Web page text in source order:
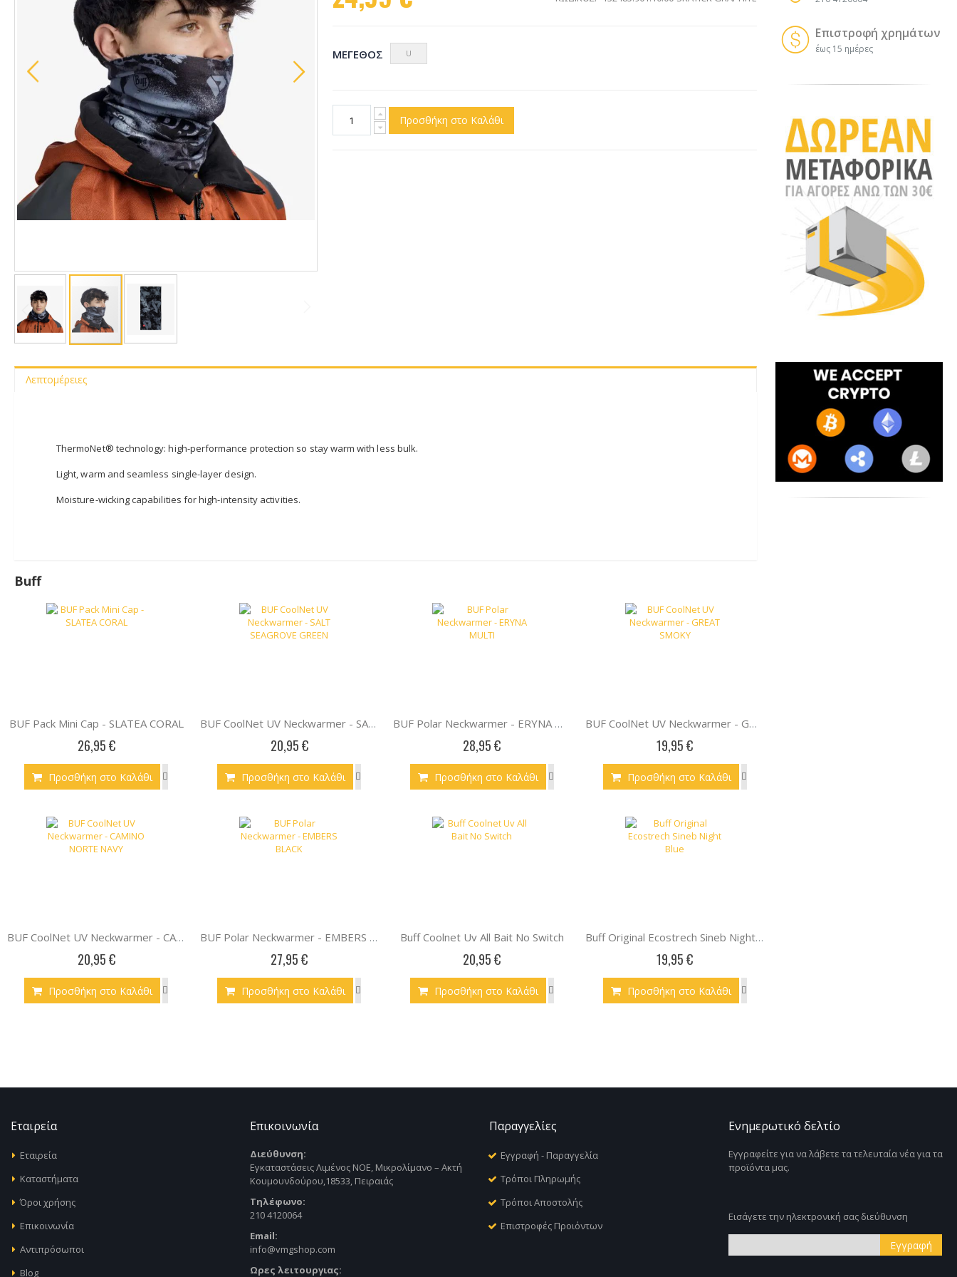
στην
αρχή
ΜΈΓΕΘΟΣ U
Προσθήκη στο Καλάθι
Λεπτομέρειες
ThermoNet® technology: high-performance protection so stay warm with less bulk.
Light, warm and seamless single-layer design.
Moisture-wicking capabilities for high-intensity activities.
Buff
BUF Pack Mini Cap - SLATEA CORAL
26,95 €
Προσθήκη στο Καλάθι
BUF CoolNet UV Neckwarmer - SALT SEAGROVE GREEN
20,95 €
Προσθήκη στο Καλάθι
BUF Polar Neckwarmer - ERYNA MULTI
28,95 €
Προσθήκη στο Καλάθι
BUF CoolNet UV Neckwarmer - GREAT SMOKY
19,95 €
Προσθήκη στο Καλάθι
BUF CoolNet UV Neckwarmer - CAMINO NORTE NAVY
20,95 €
Προσθήκη στο Καλάθι
BUF Polar Neckwarmer - EMBERS BLACK
27,95 €
Προσθήκη στο Καλάθι
Buff Coolnet Uv All Bait No Switch
20,95 €
Προσθήκη στο Καλάθι
Buff Original Ecostrech Sineb Night Blue
19,95 €
Προσθήκη στο Καλάθι
Επιστροφή χρημάτων
έως 15 ημέρες
Εταιρεία
Εταιρεία
Καταστήματα
Όροι χρήσης
Επικοινωνία
Αντιπρόσωποι
Blog
Επικοινωνία
Διεύθυνση:
Εγκαταστάσεις Λιμένος ΝΟΕ, Μικρολίμανο – Ακτή
Κουμουνδούρου,18533, Πειραιάς
Τηλέφωνο:
210 4120064
Email:
info@vmgshop.com
Ωρες λειτουργιας:
Παραγγελίες
Εγγραφή - Παραγγελία
Τρόποι Πληρωμής
Τρόποι Αποστολής
Επιστροφές Προιόντων
Ενημερωτικό δελτίο
Εγγραφείτε για να λάβετε τα τελευταία νέα για τα
προϊόντα μας.
Εισάγετε την ηλεκτρονική σας διεύθυνση
Εγγραφή